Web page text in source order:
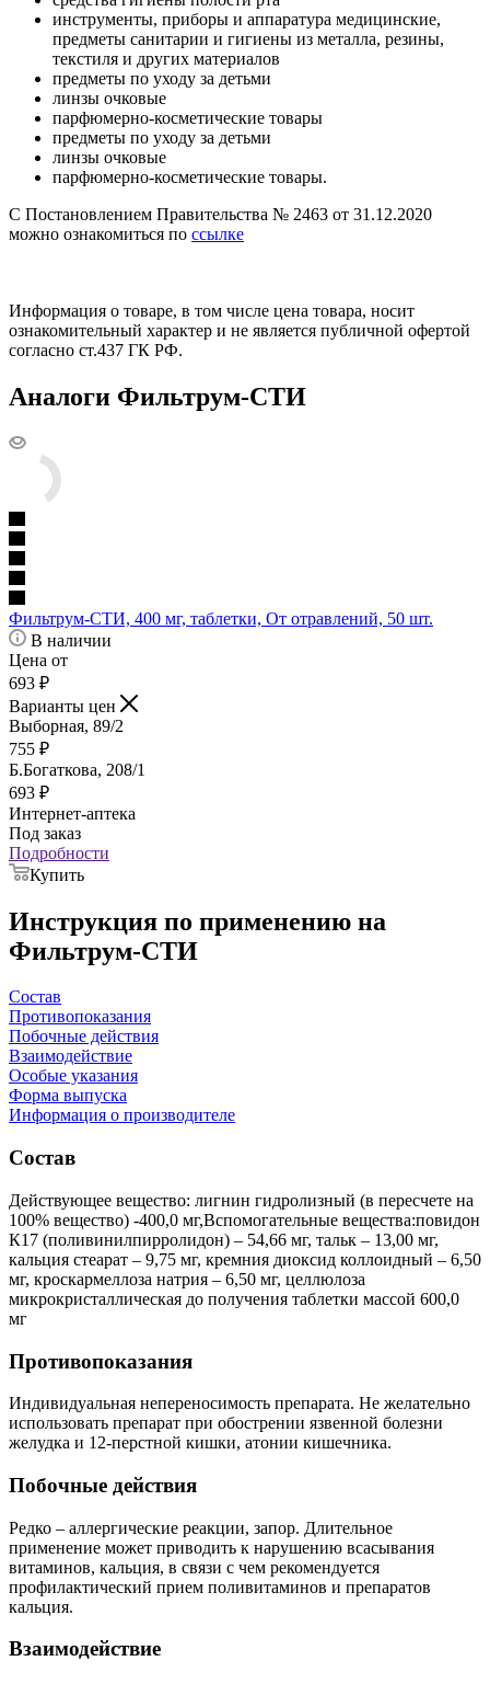
инструменты, приборы и аппаратура медицинские,
предметы санитарии и гигиены из металла, резины,
текстиля и других материалов
предметы по уходу за детьми
линзы очковые
парфюмерно-косметические товары
предметы по уходу за детьми
линзы очковые
парфюмерно-косметические товары.
С Постановлением Правительства № 2463 от 31.12.2020
можно ознакомиться по ссылке
Информация о товаре, в том числе цена товара, носит
ознакомительный характер и не является публичной офертой
согласно ст.437 ГК РФ.
Аналоги Фильтрум-СТИ
Фильтрум-СТИ, 400 мг, таблетки, От отравлений, 50 шт.
В наличии
Цена от
693 ₽
Варианты цен
Выборная, 89/2
755 ₽
Б.Богаткова, 208/1
693 ₽
Интернет-аптека
Под заказ
Подробности
Купить
Инструкция по применению на
Фильтрум-СТИ
Состав
Противопоказания
Побочные действия
Взаимодействие
Особые указания
Форма выпуска
Информация о производителе
Состав
Действующее вещество: лигнин гидролизный (в пересчете на
100% вещество) -400,0 мг,Вспомогательные вещества:повидон
К17 (поливинилпирролидон) – 54,66 мг, тальк – 13,00 мг,
кальция стеарат – 9,75 мг, кремния диоксид коллоидный – 6,50
мг, кроскармеллоза натрия – 6,50 мг, целлюлоза
микрокристаллическая до получения таблетки массой 600,0
мг
Противопоказания
Индивидуальная непереносимость препарата. Не желательно
использовать препарат при обострении язвенной болезни
желудка и 12-перстной кишки, атонии кишечника.
Побочные действия
Редко – аллергические реакции, запор. Длительное
применение может приводить к нарушению всасывания
витаминов, кальция, в связи с чем рекомендуется
профилактический прием поливитаминов и препаратов
кальция.
Взаимодействие